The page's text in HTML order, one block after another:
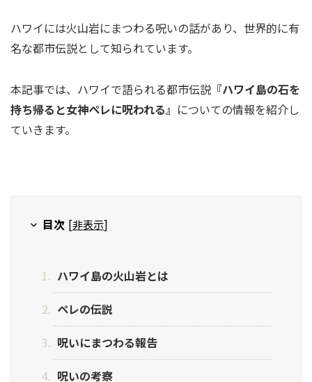
ハワイには火山岩にまつわる呪いの話があり、世界的に有
名な都市伝説として知られています。
本記事では、ハワイで語られる都市伝説 『ハワイ島の石を
持ち帰ると女神ペレに呪われる』 についての情報を紹介し
ていきます。
目次 [非表示]
ハワイ島の火山岩とは
ペレの伝説
呪いにまつわる報告
呪いの考察